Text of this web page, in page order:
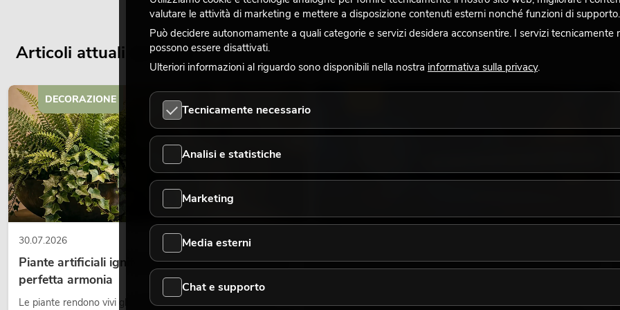
Articoli attuali del blog
30.07.2026
Piante artificiali ignifughe: sicurezza e design in
perfetta armonia
Le piante rendono vivi gli ambienti. Creano un’atmosfera
DECORAZIONE
La luce retrò nel design illuminotecnico moderno:
Una luce molto calda, superfici luminose visibili e accenti
valutare le attività di marketing e mettere a disposizione contenuti esterni nonché funzioni di supporto.
Può decidere autonomamente a quali categorie e servizi desidera acconsentire. I servizi tecnicamente
possono essere disattivati.
Ulteriori informazioni al riguardo sono disponibili nella nostra informativa sulla privacy.
Tecnicamente necessario
Analisi e statistiche
Marketing
Media esterni
Chat e supporto